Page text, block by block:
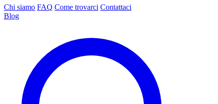
Chi siamo FAQ Come trovarci Contattaci
Blog